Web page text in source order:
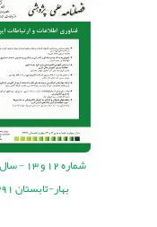
شماره12 و13
-سال1391
بهار-تابستان 1391